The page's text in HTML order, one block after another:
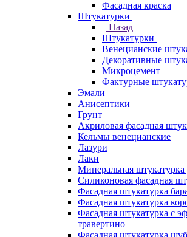
Фасадная краска
Штукатурки
Назад
Штукатурки
Венецианские
Декоративные
Микроцемент
Фактурные
Эмали
Анисептики
Грунт
Акриловая фасадная
Кельмы венецианские
Лазури
Лаки
Минеральная штукатурка
Силиконовая фасадная
Фасадная штукатурка
Фасадная штукатурка
Фасадная штукатурка с
травертино
Фасадная штукатурка